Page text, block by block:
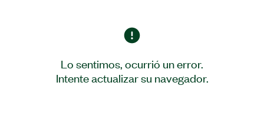
Lo sentimos, ocurrió un error.
Intente actualizar su navegador.